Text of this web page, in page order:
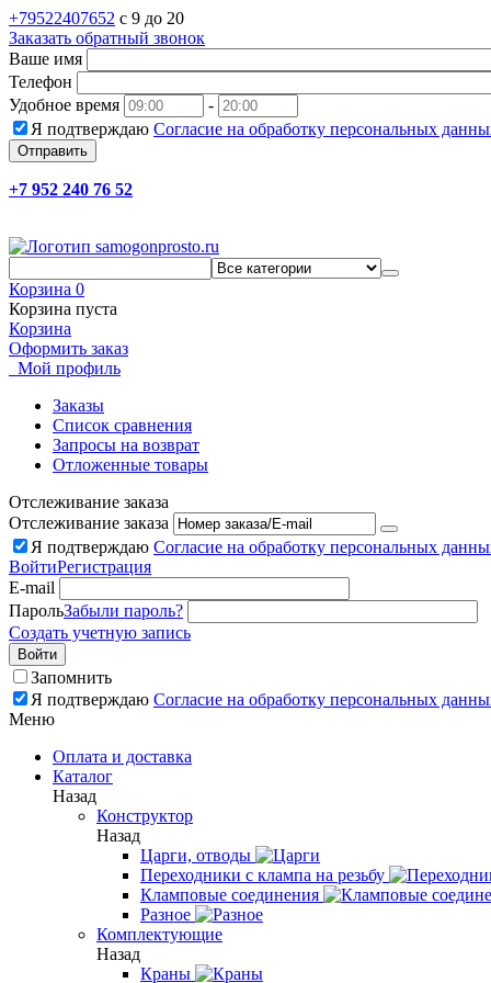
+79522407652 c 9 до 20
Заказать обратный звонок
Ваше имя
Телефон
Удобное время
-
Я подтверждаю Согласие на обработку персональных
Отправить
+7 952 240 76 52
Корзина 0
Корзина пуста
Корзина
Оформить заказ
Мой профиль
Заказы
Список сравнения
Запросы на возврат
Отложенные товары
Отслеживание заказа
Отслеживание заказа
Я подтверждаю Согласие на обработку персональных
ВойтиРегистрация
E-mail
ПарольЗабыли пароль?
Создать учетную запись
Войти
Запомнить
Я подтверждаю Согласие на обработку персональных
Меню
Оплата и доставка
Каталог
Назад
Конструктор
Назад
Царги, отводы
Переходники с клампа на резьбу
Кламповые соединения
Разное
Комплектующие
Назад
Краны